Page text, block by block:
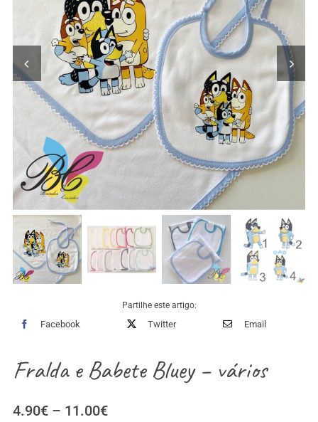
Contactos
Partilhe este artigo:
Facebook Twitter Email
Fralda e Babete Bluey – vários
4.90€ – 11.00€Price